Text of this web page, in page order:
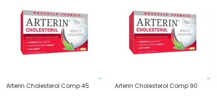
Arterin Cholesterol Comp 45 Arterin Cholesterol Comp 90